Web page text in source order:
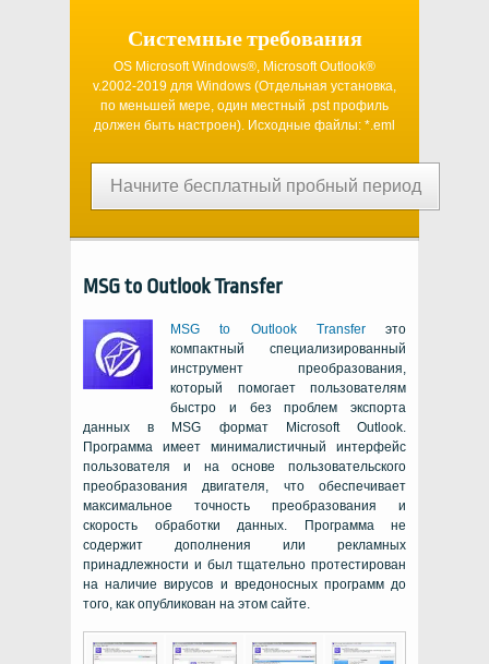
Системные требования
OS Microsoft Windows®, Microsoft Outlook®
v.2002-2019 для Windows (Отдельная установка,
по меньшей мере, один местный .pstпрофиль
должен быть настроен). Исходные файлы: *.eml
Начните бесплатный пробный период
MSG to Outlook Transfer
MSG to Outlook Transferэто
компактный специализированный
инструмент преобразования,
который помогает пользователям
быстро и без проблем экспорта
данных в
MSG формат Microsoft Outlook.
Программа имеет минималистичный интерфейс
пользователя и на основе пользовательского
преобразования двигателя, что обеспечивает
максимальное точность преобразования и
скорость обработки данных. Программа не
содержит дополнения или рекламных
принадлежности и был тщательно протестирован
на наличие вирусов и вредоносных программ до
того, как опубликован на этом сайте.